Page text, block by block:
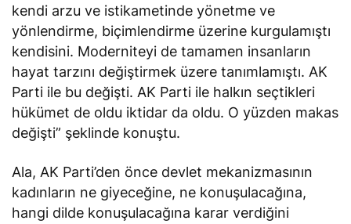
kendi arzu ve istikametinde yönetme ve
yönlendirme, biçimlendirme üzerine kurgulamıştı
kendisini. Moderniteyi de tamamen insanların
hayat tarzını değiştirmek üzere tanımlamıştı. AK
Parti ile bu değişti. AK Parti ile halkın seçtikleri
hükümet de oldu iktidar da oldu. O yüzden makas
değişti” şeklinde konuştu.
Ala, AK Parti’den önce devlet mekanizmasının
kadınların ne giyeceğine, ne konuşulacağına,
hangi dilde konuşulacağına karar verdiğini